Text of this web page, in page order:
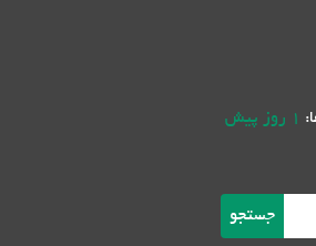
1 روز پیش
جستجو